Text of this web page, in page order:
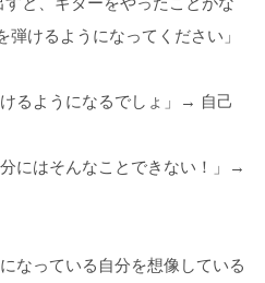
けるようになってください」
るようになるでしょ」→ 自己
にはそんなことできない！」→
なっている自分を想像している